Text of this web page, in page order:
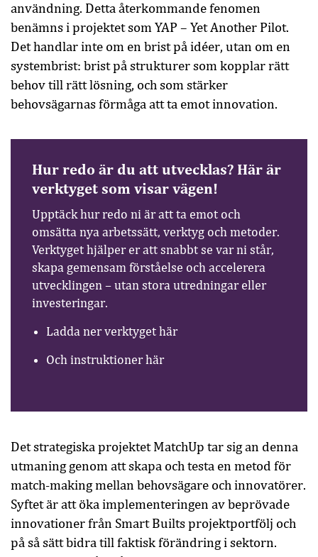
användning. Detta återkommande fenomen
benämns i projektet som YAP – Yet Another Pilot.
Det handlar inte om en brist på idéer, utan om en
systembrist: brist på strukturer som kopplar rätt
behov till rätt lösning, och som stärker
behovsägarnas förmåga att ta emot innovation.
Hur redo är du att utvecklas? Här är
verktyget som visar vägen!
Upptäck hur redo ni är att ta emot och
omsätta nya arbetssätt, verktyg och metoder.
Verktyget hjälper er att snabbt se var ni står,
skapa gemensam förståelse och accelerera
utvecklingen – utan stora utredningar eller
investeringar.
Ladda ner verktyget här
Och instruktioner här
Det strategiska projektet MatchUp tar sig an denna
utmaning genom att skapa och testa en metod för
match-making mellan behovsägare och innovatörer.
Syftet är att öka implementeringen av beprövade
innovationer från Smart Builts projektportfölj och
på så sätt bidra till faktisk förändring i sektorn.